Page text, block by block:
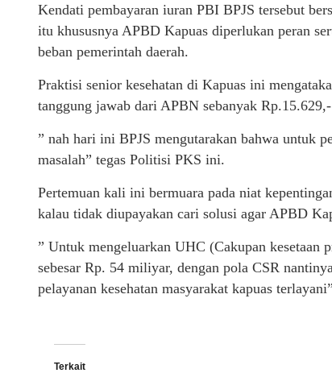
Kendati pembayaran iuran PBI BPJS tersebut
itu khususnya APBD Kapuas diperlukan peran
beban pemerintah daerah.
Praktisi senior kesehatan di Kapuas ini
tanggung jawab dari APBN sebanyak Rp.15.629,-
” nah hari ini BPJS mengutarakan bahwa untuk
masalah” tegas Politisi PKS ini.
Pertemuan kali ini bermuara pada niat
kalau tidak diupayakan cari solusi agar APBD
” Untuk mengeluarkan UHC (Cakupan kesetaan
sebesar Rp. 54 miliyar, dengan pola CSR
pelayanan kesehatan masyarakat kapuas
Terkait